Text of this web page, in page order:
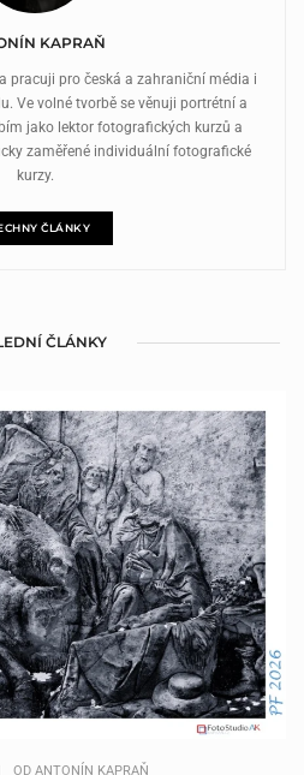
KAPRAŇ
pracuji pro česká a zahraniční média i
Ve volné tvorbě se věnuji portrétní a
jako lektor fotografických kurzů a
zaměřené individuální fotografické
kurzy.
ČLÁNKY
ČLÁNKY
OD ANTONÍN KAPRAŇ